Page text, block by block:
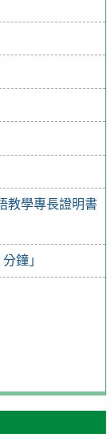
教學專長證明書
鐘」